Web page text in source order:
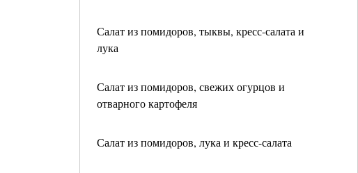
Салат из помидоров, тыквы, кресс-салата и
лука
Салат из помидоров, свежих огурцов и
отварного картофеля
Салат из помидоров, лука и кресс-салата